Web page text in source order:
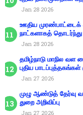
Jan 28 2026
ஊதிய முரண்பாட்டைக்
நாட்களாகத்
Jan 28 2026
தமிழ்நாடு மாநில வள
புதிய பாடப்புத்தகங்கள்
Jan 27 2026
முழு ஆண்டுத் தேர்வு
துறை அறிவிப்பு
Jan 27 2026